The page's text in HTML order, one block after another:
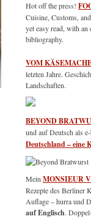
Hot off the press!
Cuisine, Customs,
yet easy read, with
bibliography.
VOM
letzten Jahre.
Landschaften.
BEYOND
und auf Deutsch als
Deutschland – eine
Mein MONSIEUR
Rezepte des Berliner
Auflage – hurra und
auf Englisch.